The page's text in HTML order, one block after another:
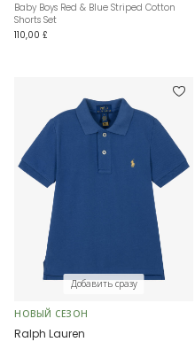
Baby Boys Red & Blue Striped Cotton
Shorts Set
110,00 £
Добавить сразу
НОВЫЙ СЕЗОН
Ralph Lauren